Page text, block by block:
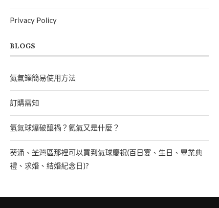
Privacy Policy
BLOGS
氦氣罐簡易使用方法
訂購需知
氫氣球爆破釀禍？氦氣又是什麼？
葵涌、荃灣區那裡可以買到氣球慶祝(百日宴、生日、畢業典
禮、求婚、結婚紀念日)?